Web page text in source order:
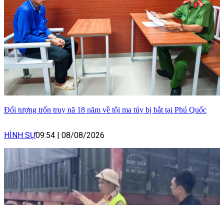
Đối tượng trốn truy nã 18 năm về tội ma túy bị bắt tại Phú Quốc
HÌNH SỰ09:54 | 08/08/2026